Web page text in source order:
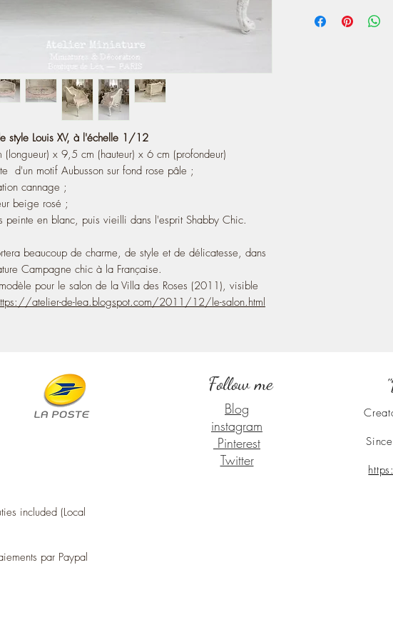
style Louis XV, à l'échelle 1/12
(longueur) x 9,5 cm (hauteur) x 6 cm (profondeur)
d'un motif Aubusson sur fond rose pâle ;
cannage ;
beige rosé ;
peinte en blanc, puis vieilli dans l'esprit Shabby Chic.
beaucoup de charme, de style et de délicatesse, dans
Campagne chic à la Française.
pour le salon de la Villa des Roses (2011), visible
atelier-de-lea.blogspot.com/2011/12/le-salon.html
- Pinkish beige braid.
included (Local
par Paypal
Follow me
Blog
instagram
Pinterest
Twitter